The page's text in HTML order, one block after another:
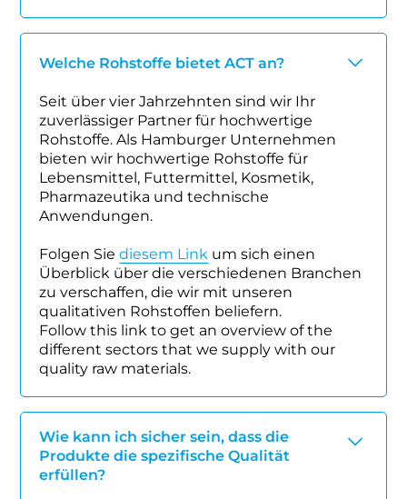
Welche Rohstoffe bietet ACT an?
Seit über vier Jahrzehnten sind wir Ihr
zuverlässiger Partner für hochwertige
Rohstoffe. Als Hamburger Unternehmen
bieten wir hochwertige Rohstoffe für
Lebensmittel, Futtermittel, Kosmetik,
Pharmazeutika und technische
Anwendungen.
Folgen Siediesem Link um sich einen
Überblick über die verschiedenen Branchen
zu verschaffen, die wir mit unseren
qualitativen Rohstoffen beliefern.
Follow this link to get an overview of the
different sectors that we supply with our
quality raw materials.
Wie kann ich sicher sein, dass die
Produkte die spezifische Qualität
erfüllen?